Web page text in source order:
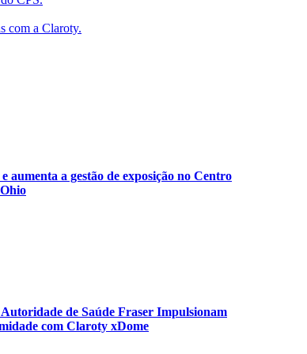
com a Claroty.
a gestão de exposição no Centro
de Saúde Fraser Impulsionam
com Claroty xDome